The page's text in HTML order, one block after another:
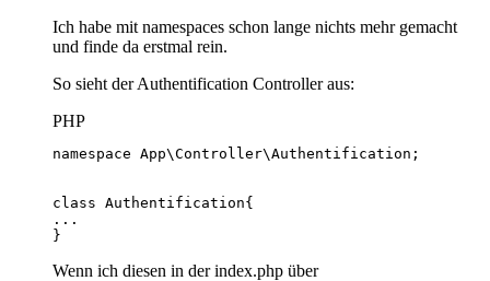
Ich habe mit namespaces schon lange nichts mehr gemacht
und finde da erstmal rein.
So sieht der Authentification Controller aus:
PHP
}
Wenn ich diesen in der index.php über